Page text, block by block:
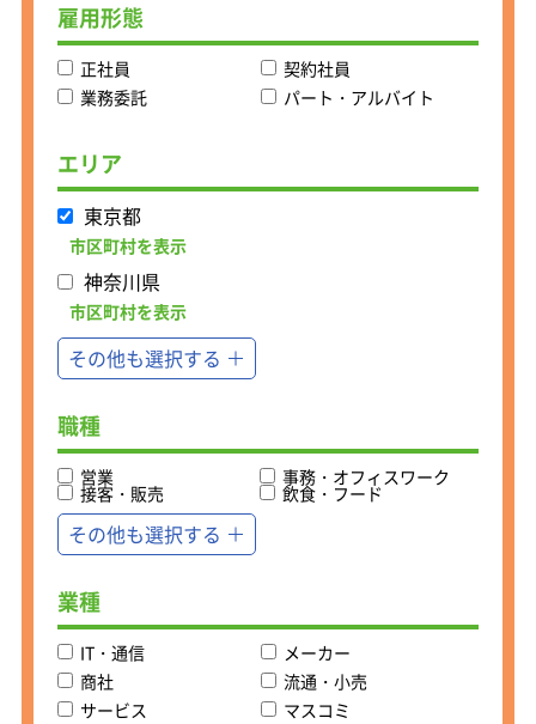
グサービスをご提案。
快適な眠りを実現するための最適な商
品をお届けします！
個人宅への訪問販売だけでなく、ゆく
ができます。
インバウンドによる観光が活況を呈し
ています。需要はどんどん広がってい
ますが、
供給が追い付きません。もともとは丸
八布団のクリーニング工場も完備して
います。
あなたの営業力を存分に試してみませ
＜営業未経験者歓迎＞
基本的に2～3名のグループで活動して
契約ノルマなしで給与は固定給が保証
されているので安心。
アフターサービスを通してお客様との
絆を深め、信頼関係を築いてくださ
雇用形態
正社員
契約社員
業務委託
パート・アルバイト
エリア
東京都
市区町村を表示
神奈川県
市区町村を表示
その他も選択する
職種
営業 事務・オフィスワーク
接客・販売 飲食・フード
その他も選択する
業種
IT・通信
メーカー
商社
流通・小売
サービス
マスコミ